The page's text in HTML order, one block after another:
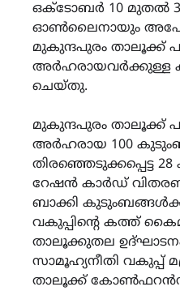
ഒക്ടോബർ 10 മുതൽ
ഓൺലൈനായും
മുകുന്ദപുരം താലൂക്ക്
അർഹരായവർക്കുള്ള
ചെയ്തു.
മുകുന്ദപുരം താലൂക്ക്
അർഹരായ 100
തിരഞ്ഞെടുക്കപ്പെട്ട
റേഷൻ കാർഡ്
ബാക്കി
വകുപ്പിന്റെ കത്ത്
താലൂക്കുതല ഉദ്ഘാടനം
സാമൂഹ്യനീതി വകുപ്പ്
താലൂക്ക് കോൺഫറൻസ്